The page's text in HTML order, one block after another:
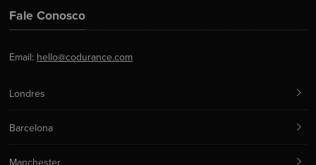
Fale Conosco
Email: hello@codurance.com
Londres
Barcelona
Manchester